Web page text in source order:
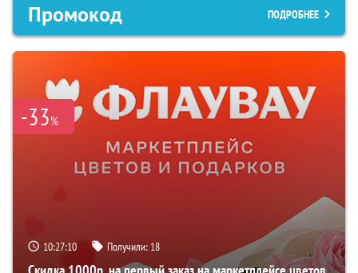
Промокод ПОДРОБНЕЕ
-33%
10:27:09 Получили: 18